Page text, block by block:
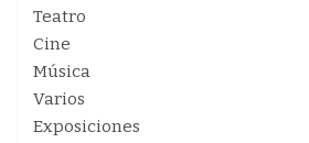
Teatro
Cine
Música
Varios
Exposiciones